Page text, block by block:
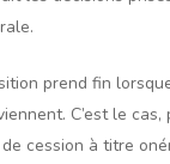
prend fin
C’est le cas,
cession à titre